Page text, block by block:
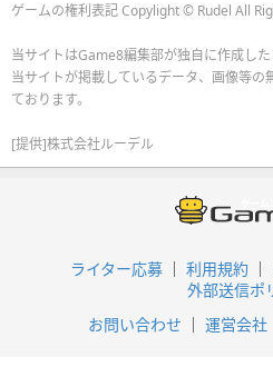
ゲームの権利表記 Copylight © Rudel All
当サイトはGame8編集部が独自に作成した
当サイトが掲載しているデータ、画像等
ております。
[提供]株式会社ルーデル
ライター応募 利用規約
外部送信ポ
お問い合わせ
運営会社